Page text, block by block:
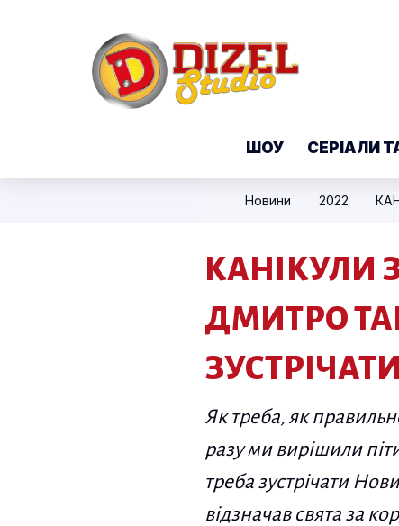
ШОУ СЕРІАЛИ
Новини 2022
КАНІКУЛИ
ДМИТРО
Як треба, як
разу ми вирішили
треба зустрічати
відзначав свята за